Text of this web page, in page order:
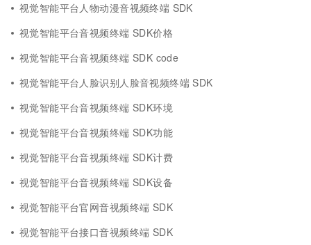
视觉智能平台人物动漫音视频终端 SDK
视觉智能平台音视频终端 SDK价格
视觉智能平台音视频终端 SDK code
视觉智能平台人脸识别人脸音视频终端 SDK
视觉智能平台音视频终端 SDK环境
视觉智能平台音视频终端 SDK功能
视觉智能平台音视频终端 SDK计费
视觉智能平台音视频终端 SDK设备
视觉智能平台官网音视频终端 SDK
视觉智能平台接口音视频终端 SDK